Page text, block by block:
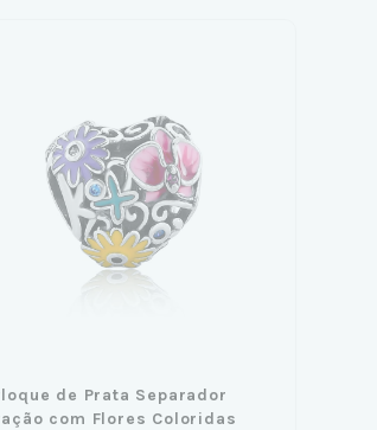
de Prata Separador
com Flores Coloridas